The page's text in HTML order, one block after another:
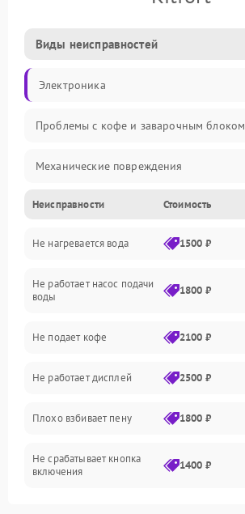
Виды неисправностей
Электроника
Проблемы с кофе и заварочным блоком
Механические повреждения
Прочие неисправности
Включение и работа
Проблемы с водой
Проблемы с капучинатором и паром
Управление и электроника
Программное обеспечение
Неисправности Стоимость
Не нагревается вода 1500 ₽
Не работает насос подачи
воды
1800 ₽
Не подает кофе 2100 ₽
Не работает дисплей 2500 ₽
Плохо взбивает пену 1800 ₽
Не срабатывает кнопка
включения
1400 ₽